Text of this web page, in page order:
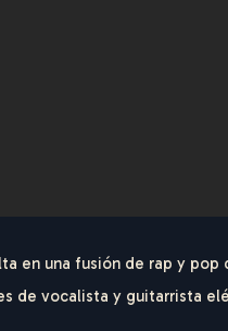
en una fusión de rap y pop
de vocalista y guitarrista